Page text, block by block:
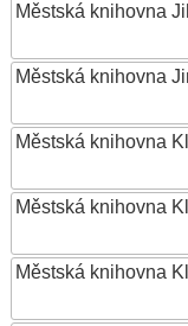
Městská knihovna
Městská knihovna
Městská knihovna
Městská knihovna
Městská knihovna